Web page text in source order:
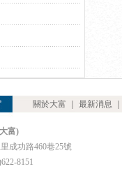
關於大富 最新消息
富)
成功路460巷25號
8151